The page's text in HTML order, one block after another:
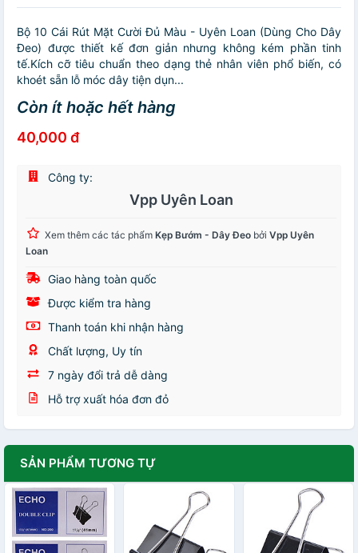
Bộ 10 Cái Rút Mặt Cười Đủ Màu - Uyên Loan (Dùng Cho Dây
Đeo) được thiết kế đơn giản nhưng không kém phần tinh
tế.Kích cỡ tiêu chuẩn theo dạng thẻ nhân viên phổ biến, có
khoét sẵn lỗ móc dây tiện dụn...
Còn ít hoặc hết hàng
40,000 đ
Công ty:
Vpp Uyên Loan
Xem thêm các tác phẩm Kẹp Bướm - Dây Đeo bởi Vpp Uyên
Loan
Giao hàng toàn quốc
Được kiểm tra hàng
Thanh toán khi nhận hàng
Chất lượng, Uy tín
7 ngày đổi trả dễ dàng
Hỗ trợ xuất hóa đơn đỏ
SẢN PHẨM TƯƠNG TỰ